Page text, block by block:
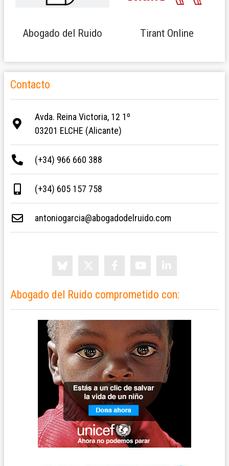
Abogado del Ruido Tirant Online
Contacto
Avda. Reina Victoria, 12 1º
03201 ELCHE (Alicante)
(+34) 966 660 388
(+34) 605 157 758
antoniogarcia@abogadodelruido.com
Abogado del Ruido comprometido con: